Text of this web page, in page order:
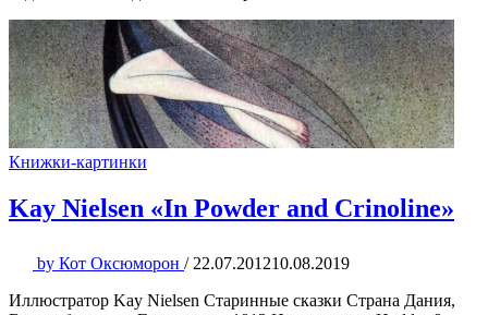
Книжки-картинки
Kay Nielsen «In Powder and Crinoline»
by Кот Оксюморон / 22.07.201210.08.2019
Иллюстратор Kay Nielsen Старинные сказки Страна Дания,